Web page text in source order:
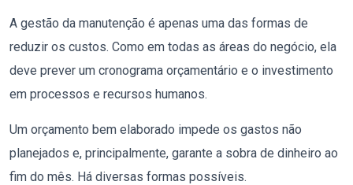
A gestão da manutenção é apenas uma das formas de
reduzir os custos. Como em todas as áreas do negócio, ela
deve prever um cronograma orçamentário e o investimento
em processos e recursos humanos.
Um orçamento bem elaborado impede os gastos não
planejados e, principalmente, garante a sobra de dinheiro ao
fim do mês. Há diversas formas possíveis.